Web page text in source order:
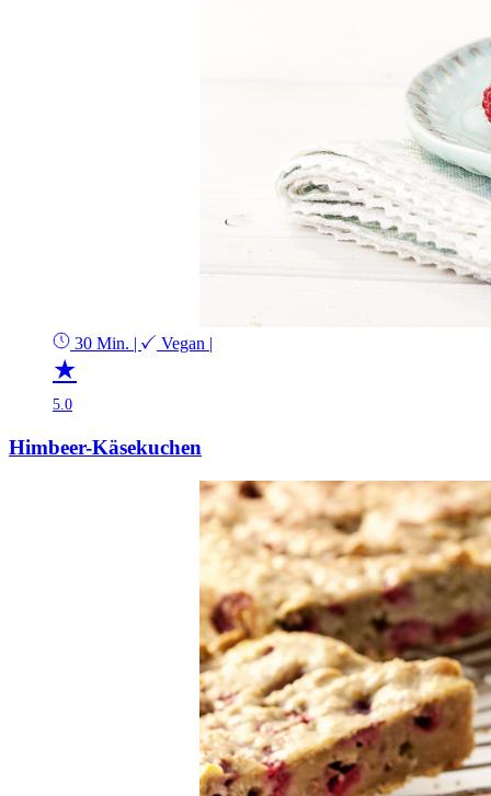
30 Min. | Vegan |
★
5.0
Himbeer-Käsekuchen